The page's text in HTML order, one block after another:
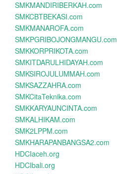
SMKMANDIRIBERKAH.com
SMKCBTBEKASI.com
SMKMANAROFA.com
SMKPGRIBOJONGMANGU.com
SMKKORPRIKOTA.com
SMKITDARULHIDAYAH.com
SMKSIROJULUMMAH.com
SMKSAZZAHRA.com
SMKCitaTeknika.com
SMKKARYAUNCINTA.com
SMKALHIKAM.com
SMK2LPPM.com
SMKHARAPANBANGSA2.com
HDCIaceh.org
HDCIbali.org